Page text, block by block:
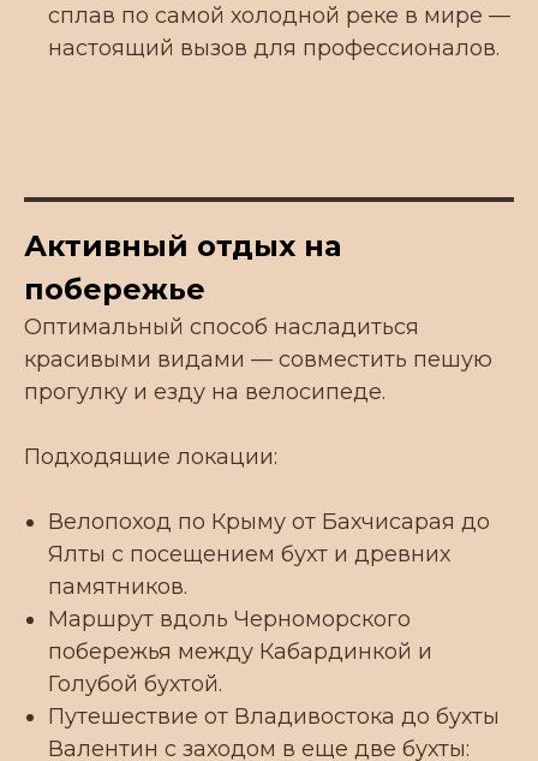
сплав по самой холодной реке в мире —
настоящий вызов для профессионалов.
Активный отдых на
побережье
Оптимальный способ насладиться
красивыми видами — совместить пешую
прогулку и езду на велосипеде.
Подходящие локации:
Велопоход по Крыму от Бахчисарая до
Ялты с посещением бухт и древних
памятников.
Маршрут вдоль Черноморского
побережья между Кабардинкой и
Голубой бухтой.
Путешествие от Владивостока до бухты
Валентин с заходом в еще две бухты: